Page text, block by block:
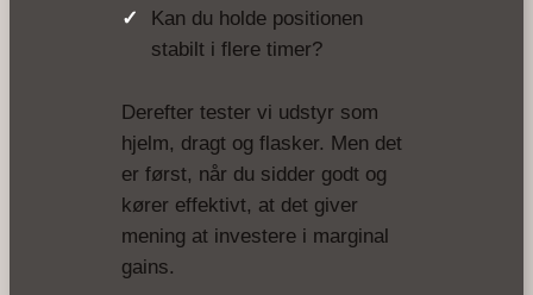
Kan du holde positionen
stabilt i flere timer?
Derefter tester vi udstyr som
hjelm, dragt og flasker. Men det
er først, når du sidder godt og
kører effektivt, at det giver
mening at investere i marginal
gains.